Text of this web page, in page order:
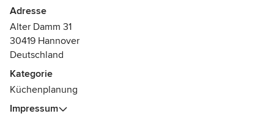
Vertrauen entsteht aus Verlässlichkeit – das war immer
unser Motto. Auch jetzt nach 31 Jahren in der zweiten
Generation bleiben wir diesen Werten treu – ein
Qualitätsversprechen an unsere Kunden.
Das Versprechen, unser Know-how und unsere
Leidenschaft zum Detail einzusetzen bis der letzte Schliff
die Küche zu Ihrer Küche macht.
Adresse
Alter Damm 31
30419 Hannover
Deutschland
Kategorie
Küchenplanung
Impressum